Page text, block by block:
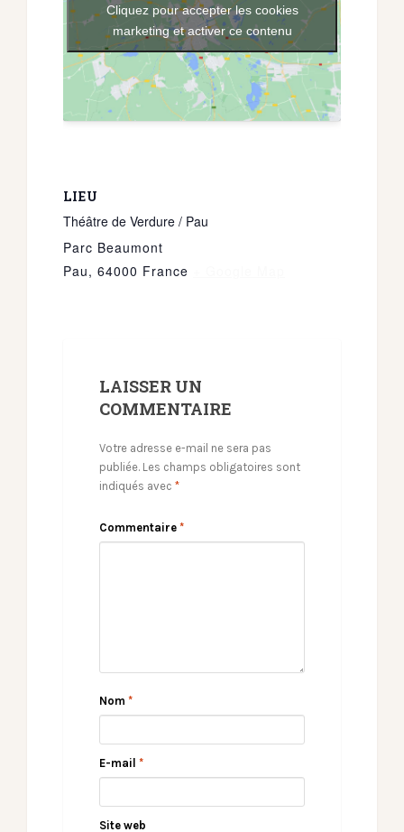
LIEU
Théâtre de Verdure / Pau
Parc Beaumont
Pau, 64000 France
Cliquez pour accepter les cookies
marketing et activer ce contenu
LAISSER UN
COMMENTAIRE
Votre adresse e-mail ne sera pas
publiée. Les champs obligatoires sont
indiqués avec *
Commentaire *
Nom *
E-mail *
Site web